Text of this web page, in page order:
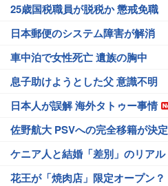
25歳国税職員が脱税か 懲戒免職
日本郵便のシステム障害が解消
車中泊で女性死亡 遺族の胸中
息子助けようとした父 意識不明
日本人が誤解 海外タトゥー事情
佐野航大 PSVへの完全移籍が決定
ケニア人と結婚「差別」のリアル
花王が「焼肉店」限定オープン？